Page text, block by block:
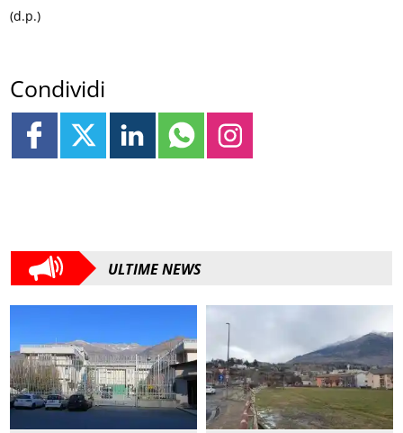
(d.p.)
Condividi
ULTIME NEWS